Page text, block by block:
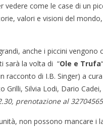
vedere come le case di un
valori e visioni del
anche i piccini vengono
sarà la volta di “Ole e Trufa
racconto di I.B. Singer) a cura
Grilli, Silvia Lodi, Dario
prenotazione al
non possono mancare i